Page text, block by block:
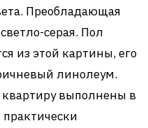
Преобладающая
серая. Пол
из этой картины, его
линолеум.
выполнены в